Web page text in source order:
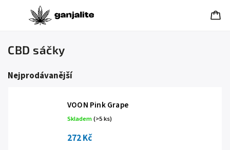
CBD sáčky
Nejprodávanější
VOON Pink Grape
Skladem(>5 ks)
272 Kč